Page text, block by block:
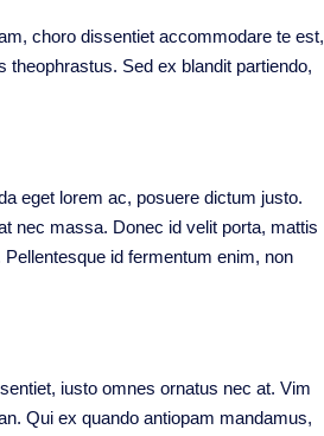
choro dissentiet accommodare te est,
Sed ex blandit partiendo,
eget lorem ac, posuere dictum justo.
nec massa. Donec id velit porta, mattis
id fermentum enim, non
iusto omnes ornatus nec at. Vim
Qui ex quando antiopam mandamus,